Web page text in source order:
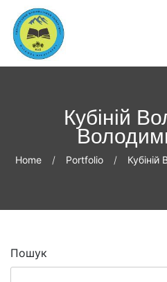
Кубіній
Home Portfolio
Пошук